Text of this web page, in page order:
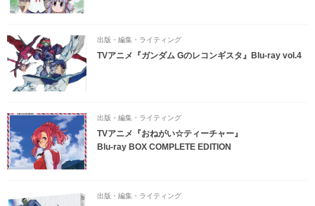
出版・編集・ライティング
TVアニメ『ガンダム Gのレコンギスタ』Blu-ray vol.4
出版・編集・ライティング
TVアニメ『おねがい☆ティーチャー』
Blu-ray BOX COMPLETE EDITION
出版・編集・ライティング